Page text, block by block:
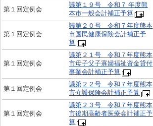
第１回定例会
議第１９号 令和７ 年度熊
本市一般会計補正予算
第１回定例会
議第２０号 令和７年度熊本
市国民健康保険会計補正予
算
第１回定例会
議第２１号 令和７年度熊本
市母子父子寡婦福祉資金貸付
事業会計補正予算
第１回定例会
議第２２号 令和７年度熊本
市介護保険会計補正予算
第１回定例会
議第２３号 令和７年度熊本
市後期高齢者医療会計補正予
算